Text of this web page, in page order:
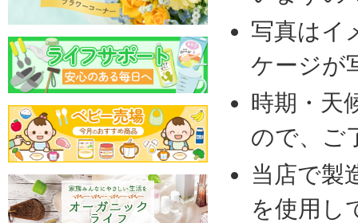
写真はイ
ケージが
時期・天
ので、ご
当店で製
を使用し